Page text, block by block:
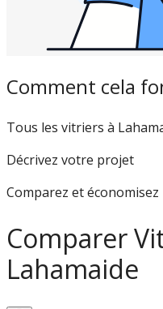
Comment cela
Tous les vitriers à
Décrivez votre projet
Comparez et économisez
Comparer
Lahamaide